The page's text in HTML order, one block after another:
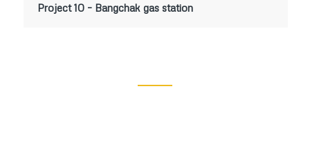
Project 10 – Bangchak gas station